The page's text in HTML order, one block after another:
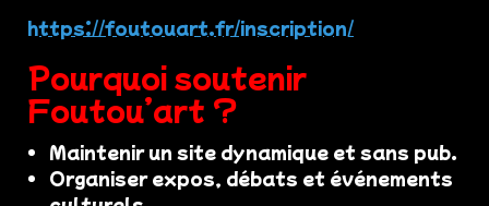
https://foutouart.fr/inscription/
Pourquoi soutenir
Foutou’art ?
Maintenir un site dynamique et sans pub.
Organiser expos, débats et événements